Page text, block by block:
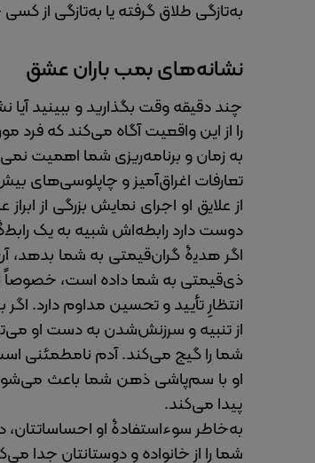
به‌تازگی طلاق گرفته‌ یا به‌تازگی از
نشانه‌های بمب باران عشق
چند دقیقه وقت بگذارید و ببینید
را از این واقعیت آگاه می‌کند که
به زمان و برنامه‌ریزی شما اهمیت
تعارفات‌ اغراق‌آمیز و چاپلوسی‌های
از علایق او اجرای نمایش بزرگی از
دوست دارد رابطه‌اش شبیه به یک
اگر هدیۀ گران‌قیمتی به شما بدهد،
ذی‌قیمتی به شما داده‌ است، خصوصاً
انتظارِ تأیید و تحسین مداوم دارد.
از تنبیه و سرزنش‌شدن به دست او
شما را گیج می‌کند. آدم نامطمئنی
او با سم‌پاشی ذهن شما باعث می‌شود
پیدا می‌کند.
به‌خاطر سوءاستفادۀ او
شما را از خانواده و دوستانتان جدا